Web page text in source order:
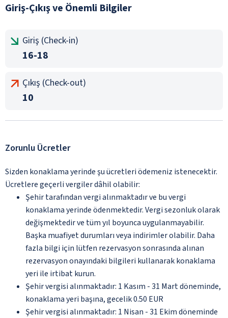
Giriş-Çıkış ve Önemli Bilgiler
Giriş (Check-in)
16-18
Çıkış (Check-out)
10
Zorunlu Ücretler
Sizden konaklama yerinde şu ücretleri ödemeniz istenecektir.
Ücretlere geçerli vergiler dâhil olabilir:
Şehir tarafından vergi alınmaktadır ve bu vergi
konaklama yerinde ödenmektedir. Vergi sezonluk olarak
değişmektedir ve tüm yıl boyunca uygulanmayabilir.
Başka muafiyet durumları veya indirimler olabilir. Daha
fazla bilgi için lütfen rezervasyon sonrasında alınan
rezervasyon onayındaki bilgileri kullanarak konaklama
yeri ile irtibat kurun.
Şehir vergisi alınmaktadır: 1 Kasım - 31 Mart döneminde,
konaklama yeri başına, gecelik 0.50 EUR
Şehir vergisi alınmaktadır: 1 Nisan - 31 Ekim döneminde